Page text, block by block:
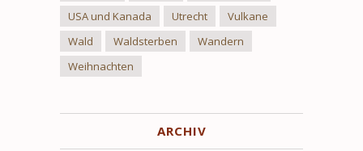
USA und Kanada
Utrecht
Vulkane
Wald
Waldsterben
Wandern
Weihnachten
ARCHIV